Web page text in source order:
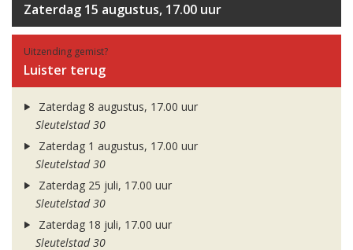
Zaterdag 15 augustus, 17.00 uur
Uitzending gemist?
Luister terug
Zaterdag 8 augustus, 17.00 uur
Sleutelstad 30
Zaterdag 1 augustus, 17.00 uur
Sleutelstad 30
Zaterdag 25 juli, 17.00 uur
Sleutelstad 30
Zaterdag 18 juli, 17.00 uur
Sleutelstad 30